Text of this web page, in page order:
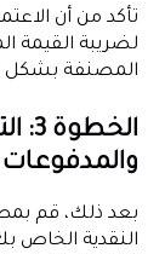
تأكد من أن
لضريبة القيمة
المصنفة بشكل
والمدفوعات
بعد ذلك، قم
النقدية الخاص